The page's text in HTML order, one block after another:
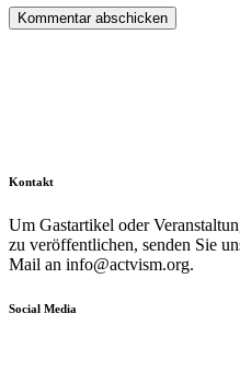
Kontakt
Um Gastartikel oder
zu veröffentlichen, senden Sie
Mail an info@actvism.org.
Social Media